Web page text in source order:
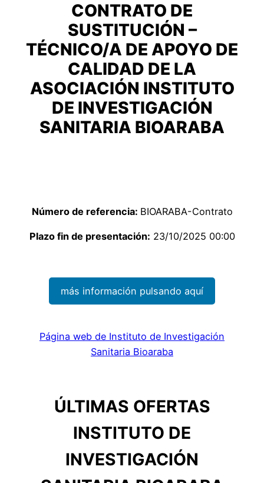
CONTRATO DE
SUSTITUCIÓN –
TÉCNICO/A DE APOYO DE
CALIDAD DE LA
ASOCIACIÓN INSTITUTO
DE INVESTIGACIÓN
SANITARIA BIOARABA
Número de referencia: BIOARABA-Contrato
Plazo fin de presentación: 23/10/2025 00:00
más información pulsando aquí
Página web de Instituto de Investigación
Sanitaria Bioaraba
ÚLTIMAS OFERTAS
INSTITUTO DE
INVESTIGACIÓN